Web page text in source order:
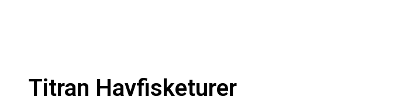
Titran Havfisketurer